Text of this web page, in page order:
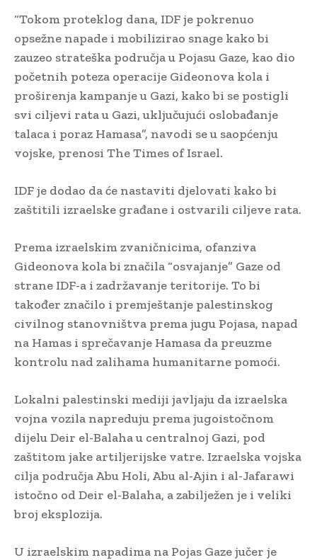
“Tokom proteklog dana, IDF je pokrenuo
opsežne napade i mobilizirao snage kako bi
zauzeo strateška područja u Pojasu Gaze, kao dio
početnih poteza operacije Gideonova kola i
proširenja kampanje u Gazi, kako bi se postigli
svi ciljevi rata u Gazi, uključujući oslobađanje
talaca i poraz Hamasa”, navodi se u saopćenju
vojske, prenosi The Times of Israel.
IDF je dodao da će nastaviti djelovati kako bi
zaštitili izraelske građane i ostvarili ciljeve rata.
Prema izraelskim zvaničnicima, ofanziva
Gideonova kola bi značila “osvajanje” Gaze od
strane IDF-a i zadržavanje teritorije. To bi
također značilo i premještanje palestinskog
civilnog stanovništva prema jugu Pojasa, napad
na Hamas i sprečavanje Hamasa da preuzme
kontrolu nad zalihama humanitarne pomoći.
Lokalni palestinski mediji javljaju da izraelska
vojna vozila napreduju prema jugoistočnom
dijelu Deir el-Balaha u centralnoj Gazi, pod
zaštitom jake artiljerijske vatre. Izraelska vojska
cilja područja Abu Holi, Abu al-Ajin i al-Jafarawi
istočno od Deir el-Balaha, a zabilježen je i veliki
broj eksplozija.
U izraelskim napadima na Pojas Gaze jučer je